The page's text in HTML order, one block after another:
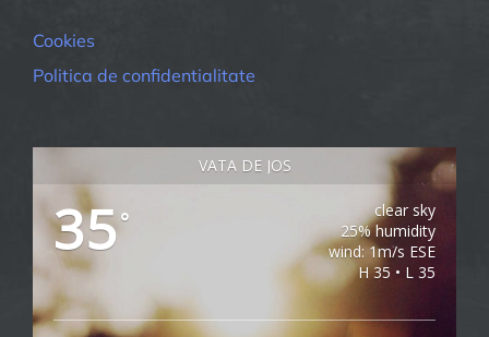
Cookies
Politica de confidentialitate
VATA DE JOS
35°
clear sky
25% humidity
wind: 1m/s ESE
H 35 • L 35